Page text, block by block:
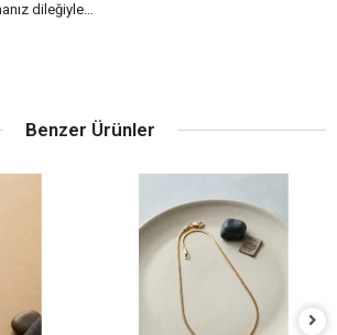
dileğiyle…
Benzer Ürünler